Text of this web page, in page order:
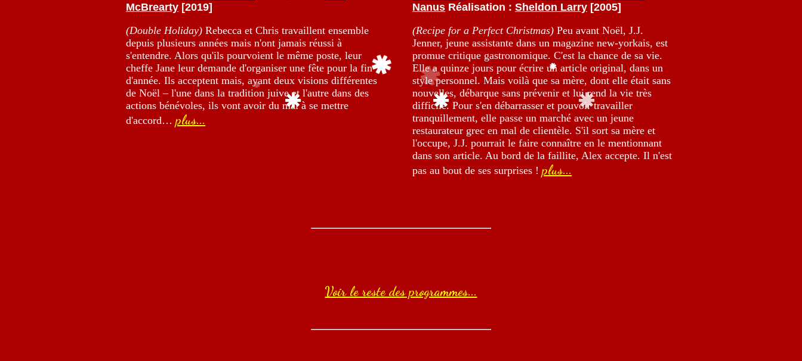
McBrearty [2019]
(Double Holiday) Rebecca et Chris travaillent ensemble
depuis plusieurs années mais n'ont jamais réussi à
s'entendre. Alors qu'ils pourvoient le même poste, leur
cheffe Jane leur demande d'organiser une fête pour la fin
d'année. Ils acceptent mais, ayant deux visions différentes
de Noël – l'une dans la tradition juive et l'autre dans des
actions bénévoles, ils vont avoir du mal à se mettre
d'accord…plus...
Nanus Réalisation :Sheldon Larry [2005]
(Recipe for a Perfect Christmas) Peu avant Noël, J.J.
Jenner, jeune assistante dans un magazine new-yorkais, est
promue critique gastronomique. C'est la chance de sa vie.
Elle a quinze jours pour écrire un article original, dans un
style personnel. Mais voilà que sa mère, dont elle était sans
nouvelles, débarque sans prévenir et lui rend la vie très
difficile. Pour s'en débarrasser et pouvoir travailler
tranquillement, elle passe un marché avec un jeune
restaurateur grec en mal de clientèle. S'il sort sa mère et
l'occupe, J.J. pourrait le faire connaître en le mentionnant
dans son article. Au bord de la faillite, Alex accepte. Il n'est
pas au bout de ses surprises !plus...
Voir le reste des programmes...